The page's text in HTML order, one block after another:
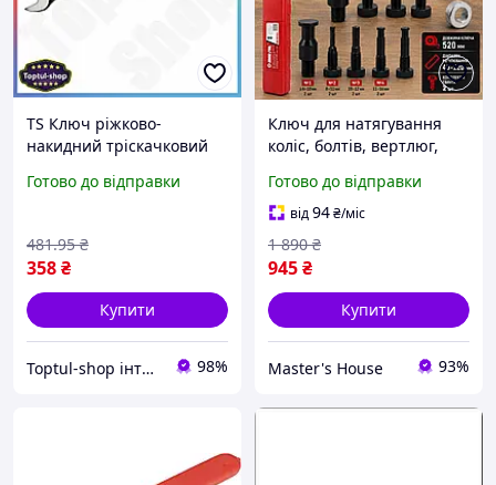
TS Ключ ріжково-
накидний тріскачковий
для роботи з болтами та
механіз SHT55_Q
Готово до відправки
358₴
481.95 ₴
Купити
Toptul-shop інтернет магазин 98%
Ключ для натягування
коліс, болтів, вертлюг,
M57632 сталь з матовим
покриттям Професійний
ключ
Готово до відправки
від94₴/міс
945₴
1 890 ₴
Купити
Master's House 93%